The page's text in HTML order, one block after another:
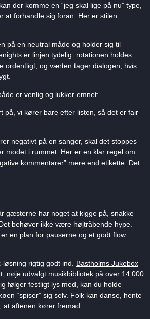
der komme en “jeg skal lige på nu” type,
at forhandle sig foran. Her er stilen
på en neutral måde og holder sig til
er linjen tydelig: rotationen holdes
ordentligt, og værten tager dialogen, hvis
er venlig og lukker emnet:
på, vi kører bare efter listen, så det er fair
negativt på en sanger, skal det stoppes
modet i rummet. Her er en klar regel om
kommentarer” mere end etikette . Det
gæsterne har noget at kigge på, snakke
behøver ikke være højtråbende hype.
en plan for pauserne og et godt flow
løsning rigtig godt ind. Bastholms Jukebox
nøje udvalgt musikbibliotek på over 14.000
følger festligt lys med, kan du holde
“spiser” sig selv. Folk kan danse, hente
at aftenen kører fremad.